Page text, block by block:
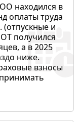
находился в
оплаты труда
(отпускные и
получился
а в 2025
ниже.
взносы